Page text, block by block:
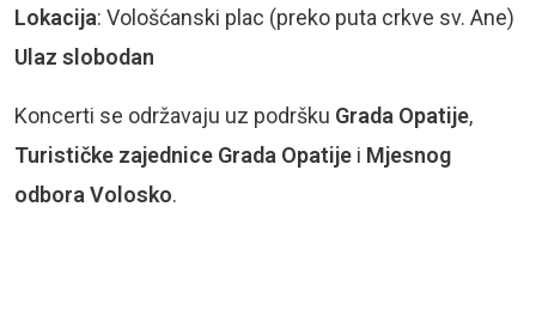
Lokacija: Vološćanski plac (preko puta crkve sv. Ane)
Ulaz slobodan
Koncerti se održavaju uz podršku Grada Opatije,
Turističke zajednice Grada Opatije i Mjesnog
odbora Volosko.